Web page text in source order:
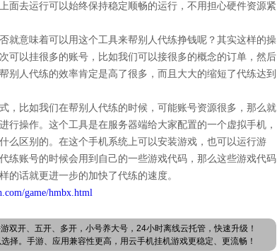
面去运行可以始终保持稳定顺畅的运行，不用担心硬件资源紧
就意味着可以用这个工具来帮别人代练挣钱呢？其实这样的操
可以挂很多的账号，比如我们可以接很多的概念的订单，然后
别人代练的效率肯定是高了很多，而且大大的缩短了代练达到
，比如我们在帮别人代练的时候，可能账号资源很多，那么就
行操作。这个工具是在服务器端给大家配置的一个虚拟手机，
么区别的。在这个手机系统上可以安装游戏，也可以运行游
练账号的时候会用到自己的一些游戏代码，那么这些游戏代码
的话就更进一步的加快了代练的速度。
game/hmbx.html
双开、五开、多开，小号养大号，24小时离线云托管，快速升级！
择。手游、应用兼容性更高，用云手机挂机游戏更稳定、更流畅！